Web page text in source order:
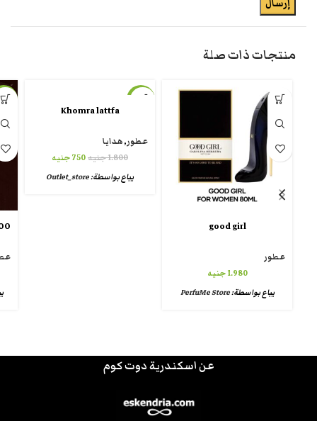
منتجات ذات صلة
good girl
عطور
1.980 جنيه
يباع بواسطة:PerfuMe Store
Khomra lattfa
عطور,هدايا
1.800جنيه750جنيه
يباع بواسطة:Outlet_store
عن اسكندرية دوت كوم